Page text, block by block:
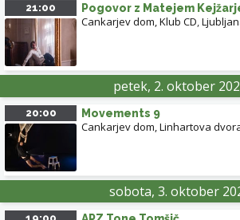
21:00 Pogovor z Matejem
Cankarjev dom, Klub CD,
petek, 2. oktober
20:00 Movements 9
Cankarjev dom, Linhartova
sobota, 3. oktober